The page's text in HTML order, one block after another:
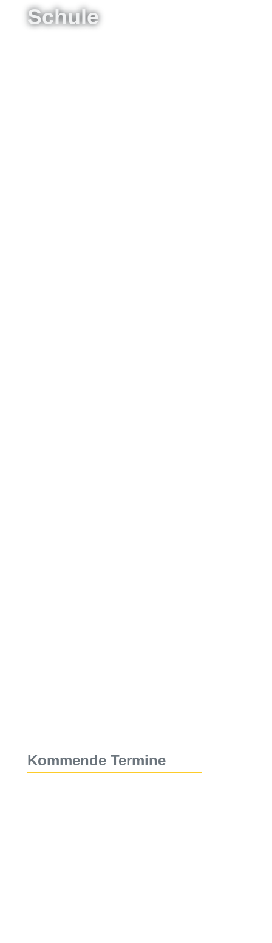
Schule
Kommende Termine